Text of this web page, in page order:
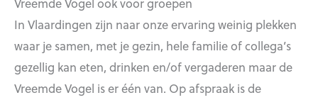
In Vlaardingen zijn naar onze ervaring weinig plekken
waar je samen, met je gezin, hele familie of collega’s
gezellig kan eten, drinken en/of vergaderen maar de
Vreemde Vogel is er één van. Op afspraak is de